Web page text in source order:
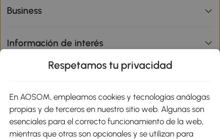
Business
Información de interés
Métodos de Pago
Respetamos tu privacidad
En AOSOM, empleamos cookies y tecnologías análogas
propias y de terceros en nuestro sitio web. Algunas son
esenciales para el correcto funcionamiento de la web,
mientras que otras son opcionales y se utilizan para